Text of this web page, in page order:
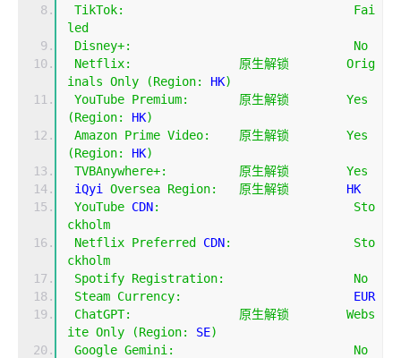
TikTok:
Fai
led
Disney+:
No
Netflix: 原生解锁
Orig
inals Only (Region: HK)
YouTube Premium: 原生解锁
Yes
(Region: HK)
Amazon Prime Video: 原生解锁
Yes
(Region: HK)
TVBAnywhere+: 原生解锁
Yes
iQyi Oversea Region: 原生解锁
        HK
YouTube CDN:
Sto
ckholm
Netflix Preferred CDN:
Sto
ckholm
Spotify Registration:
No
Steam Currency:
                        EUR
ChatGPT: 原生解锁
Webs
ite Only (Region: SE)
Google Gemini :
No